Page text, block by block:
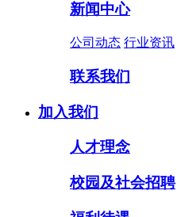
新闻中心
公司动态 行业资讯
联系我们
加入我们
人才理念
校园及社会招聘